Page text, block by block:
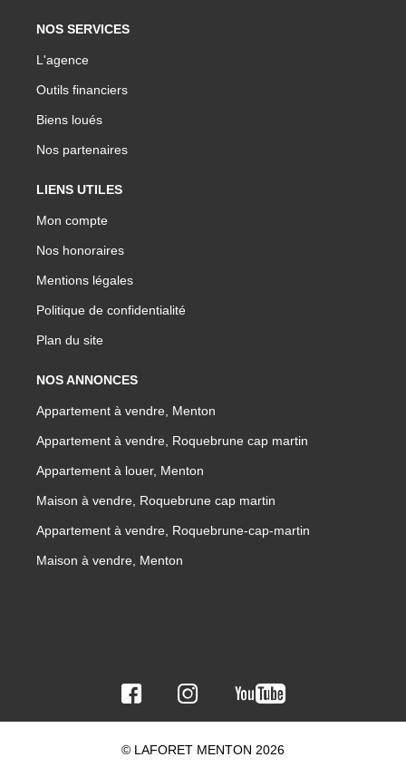
NOS SERVICES
L'agence
Outils financiers
Biens loués
Nos partenaires
LIENS UTILES
Mon compte
Nos honoraires
Mentions légales
Politique de confidentialité
Plan du site
NOS ANNONCES
Appartement à vendre, Menton
Appartement à vendre, Roquebrune cap martin
Appartement à louer, Menton
Maison à vendre, Roquebrune cap martin
Appartement à vendre, Roquebrune-cap-martin
Maison à vendre, Menton
© LAFORET MENTON 2026